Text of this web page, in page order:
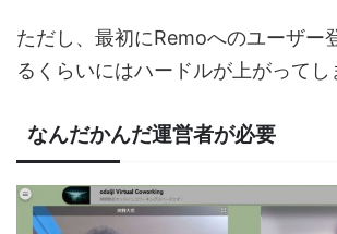
ただし、最初にRemoへのユーザー
るくらいにはハードルが上がってし
なんだかんだ運営者が必要